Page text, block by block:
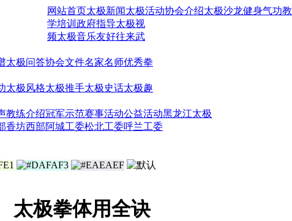
网站首页太极新闻太极活动协会介绍太极沙龙健身气功教
学培训 政府指导太极视
频太极音乐友好往来武
太极问答协会文件名家名师优秀拳
太极风格太极推手太极史话太极趣
教练介绍冠军示范赛事活动公益活动黑龙江太极
香坊西部阿城工委松北工委呼兰工委
太极拳体用全诀